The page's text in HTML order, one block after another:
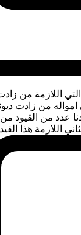
اللازمة من زادت
امواله من زادت
عدد من القيود
اللازمة هذا